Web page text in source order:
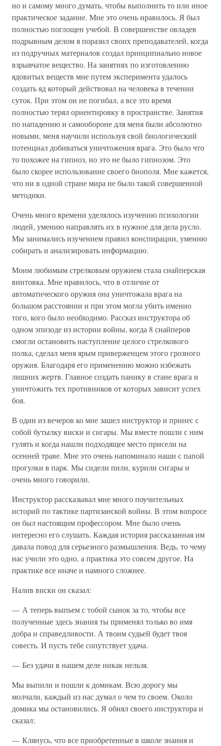
но и самому много думать, чтобы выполнить то или иное
практическое задание. Мне это очень нравилось. Я был
полностью поглощен учебой. В совершенстве овладев
подрывным делом я поразил своих преподавателей, когда
из подручных материалов создал принципиально новое
взрывчатое вещество. На занятиях по изготовлению
ядовитых веществ мне путем эксперимента удалось
создать яд который действовал на человека в течении
суток. При этом он не погибал, а все это время
полностью терял ориентировку в пространстве. Занятия
по нападению и самообороне для меня были абсолютно
новыми, меня научили используя свой биологический
потенциал добиваться уничтожения врага. Это было что
то похожее на гипноз, но это не было гипнозом. Это
было скорее использование своего биополя. Мне кажется,
что ни в одной стране мира не было такой совершенной
методики.
Очень много времени уделялось изучению психологии
людей, умению направлять их в нужное для дела русло.
Мы занимались изучением правил конспирации, умению
собирать и анализировать информацию.
Моим любимым стрелковым оружием стала снайперская
винтовка. Мне нравилось, что в отличие от
автоматического оружия она уничтожала врага на
большом расстоянии и при этом могла убить именно
того, кого было необходимо. Рассказ инструктора об
одном эпизоде из истории войны, когда 8 снайперов
смогли остановить наступление целого стрелкового
полка, сделал меня ярым приверженцем этого грозного
оружия. Благодаря его применению можно избежать
лишних жертв. Главное создать панику в стане врага и
уничтожить тех противников от которых зависит успех
боя.
В один из вечеров ко мне зашел инструктор и принес с
собой бутылку виски и сигары. Мы вместе пошли с ним
гулять и когда нашли подходящее место присели на
осенней траве. Мне это очень напоминало наши с папой
прогулки в парк. Мы сидели пили, курили сигары и
очень много говорили.
Инструктор рассказывал мне много поучительных
историй по тактике партизанской войны. В этом вопросе
он был настоящим профессором. Мне было очень
интересно его слушать. Каждая история рассказанная им
давала повод для серьезного размышления. Ведь, то чему
нас учили это одно, а практика это совсем другое. На
практике все иначе и намного сложнее.
Налив виски он сказал:
— А теперь выпьем с тобой сынок за то, чтобы все
полученные здесь знания ты применял только во имя
добра и справедливости. А твоим судьей будет твоя
совесть. И пусть тебе сопутствует удача.
— Без удачи в нашем деле никак нельзя.
Мы выпили и пошли к домикам. Всю дорогу мы
молчали, каждый из нас думал о чем то своем. Около
домика мы остановились. Я обнял своего инструктора и
сказал:
— Клянусь, что все приобретенные в школе знания и